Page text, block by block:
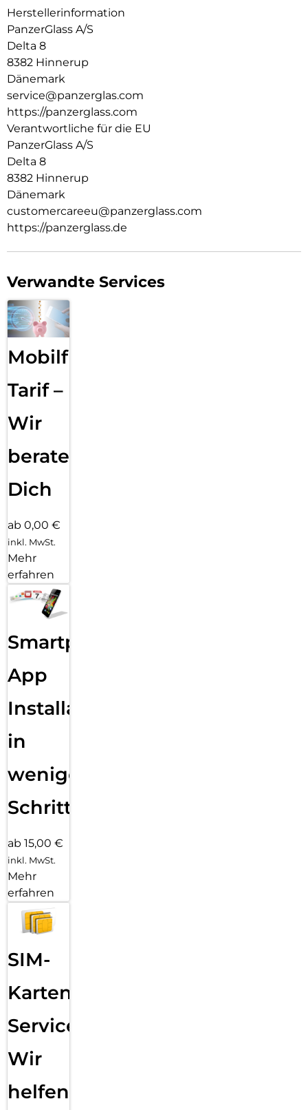
verstärkten Ecken, die den täglichen Stößen und
Erschütterungen standhalten. Dank der integrierten
Halterung für deinen Apple Pencil hast du ihn immer
griffbereit.
Bist du bereit, dein iPad auf das nächste Level zu bringen?
Die iPad Essential Hülle vereint Stil, Vielseitigkeit und Schutz
in einem cleveren Design – gemacht, um mit dir Schritt zu
halten, egal wohin dich der Tag führt.
Herstellerinformation
PanzerGlass A/S
Delta 8
8382 Hinnerup
Dänemark
service@panzerglas.com
https://panzerglass.com
Verantwortliche für die EU
PanzerGlass A/S
Delta 8
8382 Hinnerup
Dänemark
customercareeu@panzerglass.com
https://panzerglass.de
Verwandte Services
Mobilfunk
Tarif –
Wir
beraten
Dich
ab 0,00 €
inkl. MwSt.
Mehr
erfahren
Smartphone
App
Installation
in
wenigen
Schritten
ab 15,00 €
inkl. MwSt.
Mehr
erfahren
SIM-
Karten
Service:
Wir
helfen